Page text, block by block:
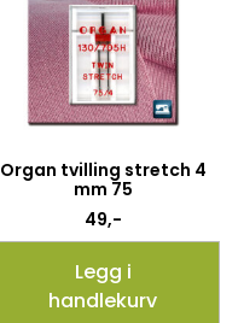
Organ tvilling stretch 4
mm 75
49,-
Legg i
handlekurv